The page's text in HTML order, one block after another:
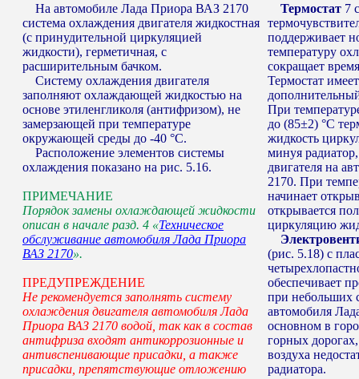
На автомобиле Лада Приора ВАЗ 2170
система охлаждения двигателя жидкостная
(с принудительной циркуляцией
жидкости), герметичная, с
расширительным бачком.
Систему охлаждения двигателя
заполняют охлаждающей жидкостью на
основе этиленгликоля (антифризом), не
замерзающей при температуре
окружающей среды до -40 °С.
Расположение элементов системы
охлаждения показано на рис. 5.16.
ПРИМЕЧАНИЕ
Порядок замены охлаждающей жидкости
описан в начале разд. 4 «Техническое
обслуживание автомобиля Лада Приора
ВАЗ 2170».
ПРЕДУПРЕЖДЕНИЕ
Не рекомендуется заполнять систему
охлаждения двигателя автомобиля Лада
Приора ВАЗ 2170 водой, так как в состав
антифриза входят антикоррозионные и
антивспенивающие присадки, а также
присадки, препятствующие отложению
Термостат 7
поддерживает
температуру
сокращает
Термостат
При
до (85±2) °С
жидкость
минуя
двигателя на
2170. При
начинает
открывается
циркуляцию
(рис. 5.18) с
обеспечивает
при небольших
автомобиля
основном в
горных
воздуха
радиатора.